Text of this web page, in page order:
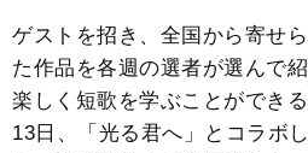
ゲストを招き、全国から寄せ
た作品を各週の選者が選んで
楽しく短歌を学ぶことができ
13日、「光る君へ」とコラボ